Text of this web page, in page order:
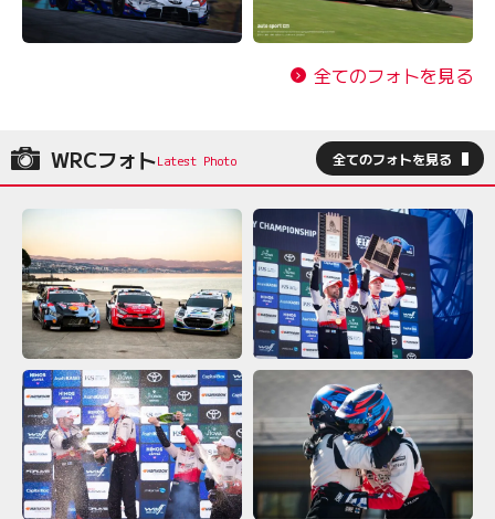
全てのフォトを見る
WRCフォト 全てのフォトを見る